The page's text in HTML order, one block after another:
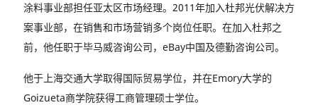
涂料事业部担任亚太区市场经理。2011年加入杜邦光伏解决方
案事业部，在销售和市场营销多个岗位任职。在加入杜邦之
前，他任职于毕马威咨询公司，eBay中国及德勤咨询公司。
他于上海交通大学取得国际贸易学位，并在Emory大学的
Goizueta商学院获得工商管理硕士学位。